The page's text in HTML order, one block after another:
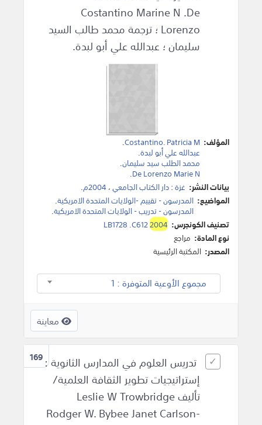
Costantino Marine N .De
Lorenzo ؛ ترجمة محمد طالب السيد
سليمان ؛ عبدالله علي أبو لبدة.
المؤلف: Costantino. Patricia M
.
عبدالله علي أبو لبدة.
محمد الطلب سيد سليمان.
De Lorenzo Marie N
.
بيانات النشر: غزة:دار الكتاب الجامعي، 2004م .
المواضيع: المدرسون - تقييم -الولايات المتحدة الامريكية.
المدرسون - تدريب - الولايات المتحدة الامريكية.
تصنيف الكونجرس:
LB1728 .C6122004
نوع المادة: مراجع
المصدر: المكتبة الرئيسية
مجموع الأوعية المتوفرة : 1
معاينة
169تدريس العلوم في المدارس الثانوية :
إستراتيجيات تطوير الثقافة العلمية/
تأليف Leslie W Trowbridge
Rodger W. Bybee Janet Carlson-